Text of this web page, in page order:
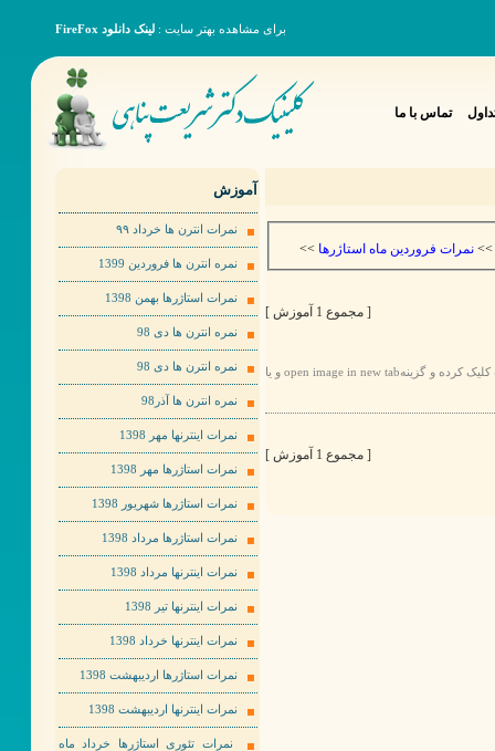
برای مشاهده بهتر سایت : لینک دانلود FireFox
تماس با ما
>> نمرات فروردین ماه استاژرها >>
[ مجموع 1 آموزش ]
برای مشاهده عکس ها به صورت بهتر لطفا روی عکس مورد نظر راست کلیک کرده و گزینهopen image in new tab و یا
[ مجموع 1 آموزش ]
آموزش
نمرات انترن ها خرداد ٩٩
نمره انترن ها فروردین 1399
نمرات استاژرها بهمن 1398
نمره انترن ها دی 98
نمره انترن ها دی 98
نمره انترن ها آذر98
نمرات اینترنها مهر 1398
نمرات استاژرها مهر 1398
نمرات استاژرها شهریور 1398
نمرات استاژرها مرداد 1398
نمرات اینترنها مرداد 1398
نمرات اینترنها تیر 1398
نمرات اینترنها خرداد 1398
نمرات استاژرها اردیبهشت 1398
نمرات اینترنها اردیبهشت 1398
نمرات تئوری استاژرها خرداد ماه